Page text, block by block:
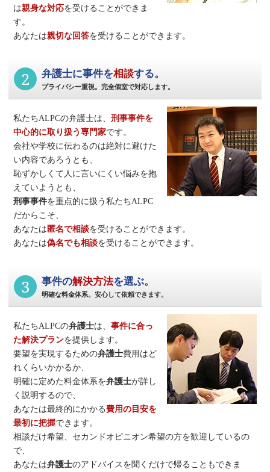
は親身な対応を受けることができま
す。
あなたは親切な回答を受けることができます。
2 弁護士に事件を相談する。
プライバシー重視。完全個室で対応します。
私たちALPCの弁護士は、刑事事件を
中心的に取り扱う専門家です。
会社や学校に伝わるのは絶対に避けた
い内容であろうとも、
恥ずかしくて人に言いにくい悩みを抱
えていようとも、
刑事事件を重点的に扱う私たちALPC
だからこそ、
あなたは匿名で相談を受けることができます。
あなたは偽名でも相談を受けることができます。
3 事件の解決方法を選ぶ。
明確な料金体系。安心して依頼できます。
私たちALPCの弁護士は、事件に合っ
た解決プランを提供します。
要望を実現するための弁護士費用はど
れくらいかかるか、
明確に定めた料金体系を弁護士が詳し
く説明するので、
あなたは最終的にかかる費用の目安を
最初に把握できます。
相談だけ希望、セカンドオピニオン希望の方を歓迎しているの
で、
あなたは弁護士のアドバイスを聞くだけで帰ることもできま